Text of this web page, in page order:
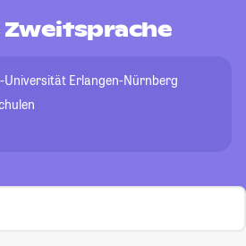
Zweitsprache
Universität Erlangen-Nürnberg